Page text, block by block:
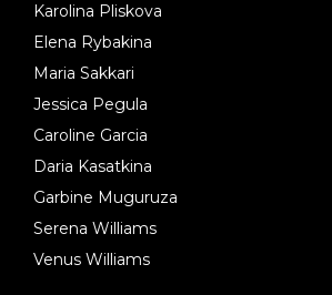
Karolina Pliskova
Elena Rybakina
Maria Sakkari
Jessica Pegula
Caroline Garcia
Daria Kasatkina
Garbine Muguruza
Serena Williams
Venus Williams